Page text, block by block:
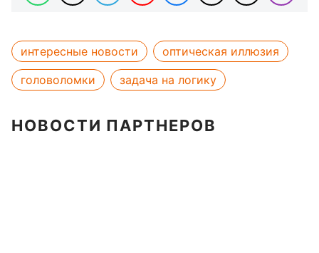
интересные новости
оптическая иллюзия
головоломки
задача на логику
НОВОСТИ ПАРТНЕРОВ